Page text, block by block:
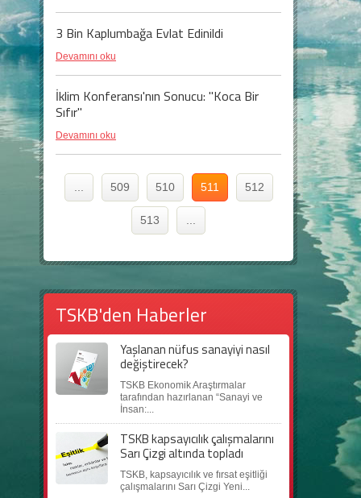
3 Bin Kaplumbağa Evlat Edinildi
Devamını oku
İklim Konferansı'nın Sonucu: "Koca Bir
Sıfır"
Devamını oku
509 510 511 512
513
TSKB'den Haberler
Yaşlanan nüfus sanayiyi nasıl
değiştirecek?
TSKB Ekonomik Araştırmalar
tarafından hazırlanan “Sanayi ve
İnsan:...
TSKB kapsayıcılık çalışmalarını
Sarı Çizgi altında topladı
TSKB, kapsayıcılık ve fırsat eşitliği
çalışmalarını Sarı Çizgi Yeni...